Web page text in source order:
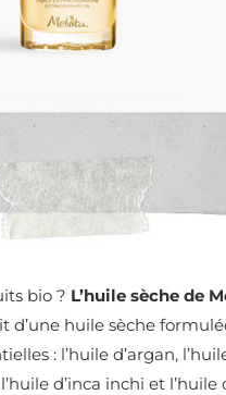
bio ? L’huile sèche de
d’une huile sèche
: l’huile d’argan,
d’inca inchi et l’huile